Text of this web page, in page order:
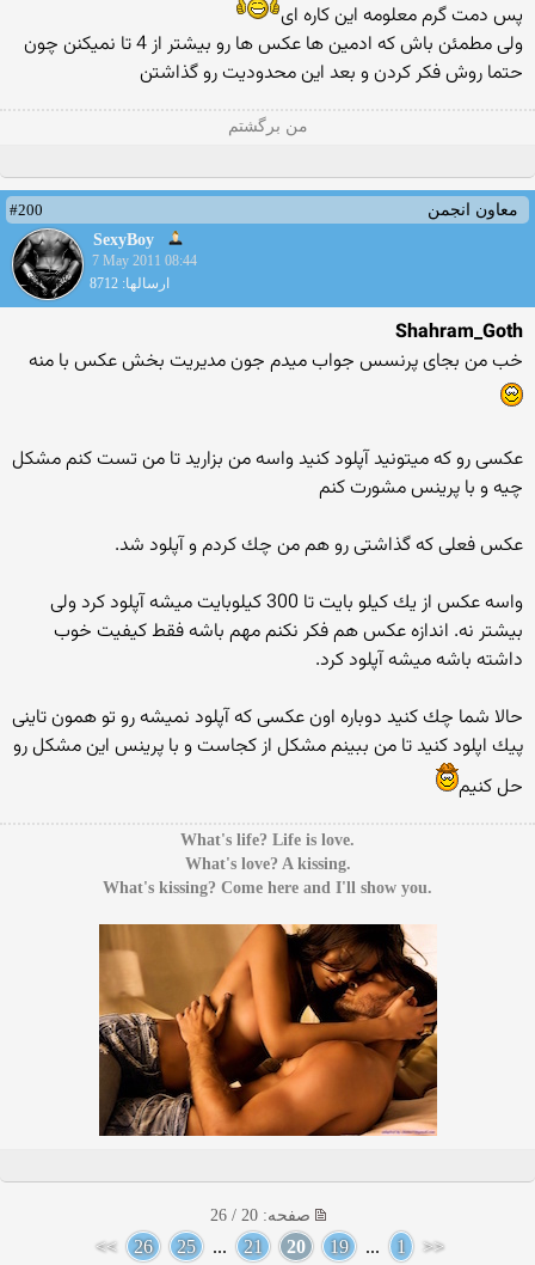
پس دمت گرم معلومه این كاره ای
ولی مطمئن باش كه ادمین ها عكس ها رو بیشتر از 4 تا نمیكنن چون
حتما روش فكر كردن و بعد این محدودیت رو گذاشتن
من برگشتم
معاون انجمن
#200
SexyBoy
7 May 2011 08:44
ارسالها: 8712
Shahram_Goth
خب من بجای پرنسس جواب میدم جون مدیریت بخش عكس با منه
عكسی رو كه میتونید آپلود كنید واسه من بزارید تا من تست كنم مشكل
چیه و با پرینس مشورت كنم
عكس فعلی كه گذاشتی رو هم من چك كردم و آپلود شد.
واسه عكس از یك كیلو بایت تا 300 كیلوبایت میشه آپلود كرد ولی
بیشتر نه. اندازه عكس هم فكر نكنم مهم باشه فقط كیفیت خوب
داشته باشه میشه آپلود كرد.
حالا شما چك كنید دوباره اون عكسی كه آپلود نمیشه رو تو همون تاینی
پیك اپلود كنید تا من ببینم مشكل از كجاست و با پرینس این مشكل رو
حل كنیم
.What's life? Life is love
.What's love? A kissing
.What's kissing? Come here and I'll show you
صفحه: 20 / 26
<<
1
...
19
20
21
...
25
26
>>